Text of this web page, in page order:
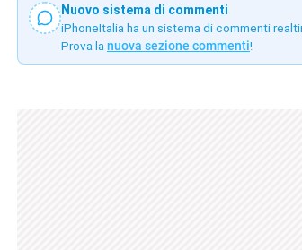
Nuovo sistema di commenti
iPhoneItalia ha un sistema di commenti
Prova la nuova sezione commenti!